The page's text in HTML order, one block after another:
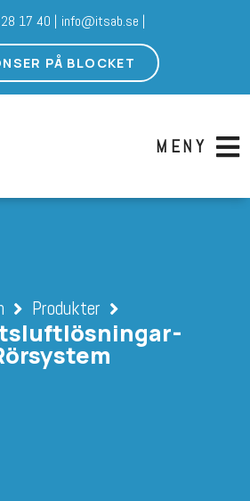
17 40 | info@itsab.se |
PÅ BLOCKET
MENY
Produkter